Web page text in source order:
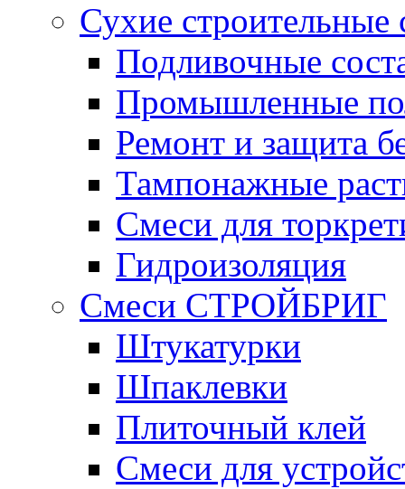
Сухие строительные
Подливочные
Промышленные
Ремонт и защита
Тампонажные
Смеси для
Гидроизоляция
Смеси СТРОЙБРИГ
Штукатурки
Шпаклевки
Плиточный клей
Смеси для